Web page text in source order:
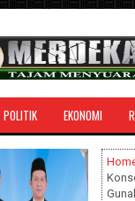
POLITIK EKONOMI